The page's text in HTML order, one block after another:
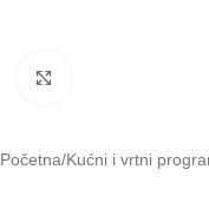
Početna/Kućni i vrtni